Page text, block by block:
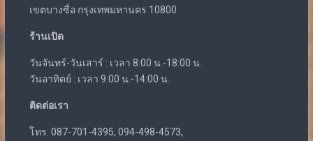
เขตบางซื่อ กรุงเทพมหานคร 10800
ร้านเปิด
วันจันทร์-วันเสาร์ : เวลา 8:00 น.-18:00 น.
วันอาทิตย์ : เวลา 9:00 น.-14:00 น.
ติดต่อเรา
โทร. 087-701-4395, 094-498-4573,